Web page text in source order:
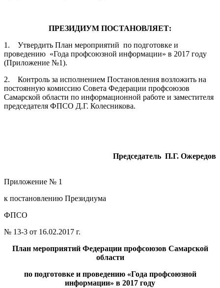
ПРЕЗИДИУМ ПОСТАНОВЛЯЕТ:
1. Утвердить План мероприятий по подготовке и
проведению «Года профсоюзной информации» в 2017 году
(Приложение №1).
2. Контроль за исполнением Постановления возложить на
постоянную комиссию Совета Федерации профсоюзов
Самарской области по информационной работе и заместителя
председателя ФПСО Д.Г. Колесникова.
Председатель П.Г. Ожередов
Приложение № 1
к постановлению Президиума
ФПСО
№ 13-3 от 16.02.2017 г.
План мероприятий Федерации профсоюзов Самарской
области
по подготовке и проведению «Года профсоюзной
информации» в 2017 году